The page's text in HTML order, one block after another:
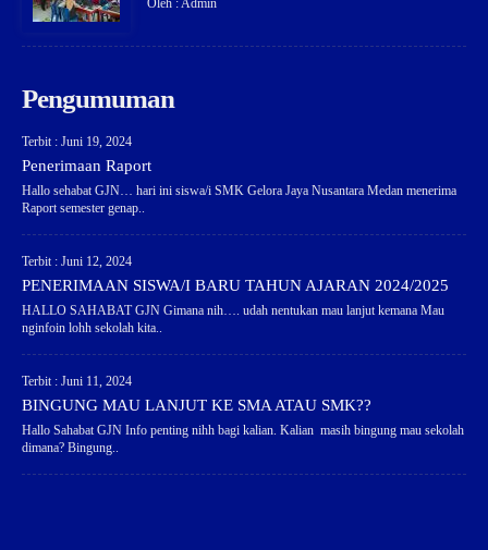
Oleh : Admin
Pengumuman
Terbit : Juni 19, 2024
Penerimaan Raport
Hallo sehabat GJN… hari ini siswa/i SMK Gelora Jaya Nusantara Medan menerima
Raport semester genap..
Terbit : Juni 12, 2024
PENERIMAAN SISWA/I BARU TAHUN AJARAN 2024/2025
HALLO SAHABAT GJN Gimana nih…. udah nentukan mau lanjut kemana Mau
nginfoin lohh sekolah kita..
Terbit : Juni 11, 2024
BINGUNG MAU LANJUT KE SMA ATAU SMK??
Hallo Sahabat GJN Info penting nihh bagi kalian. Kalian masih bingung mau sekolah
dimana? Bingung..